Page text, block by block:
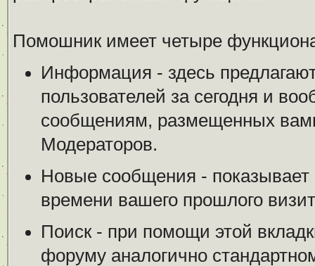
Помошник имеет четыре
Информация - здесь
пользователей за сегодня и
сообщениям, размещенных
Модераторов.
Новые сообщения -
времени вашего прошлого
Поиск - при помощи этой
форуму аналогично